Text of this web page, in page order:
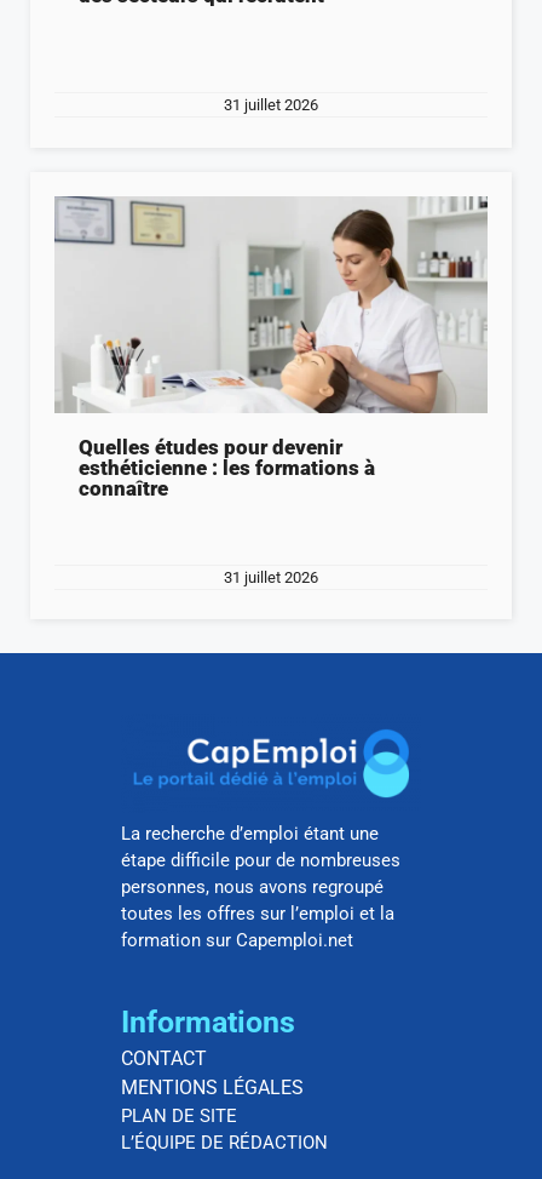
31 juillet 2026
Quelles études pour devenir
esthéticienne : les formations à
connaître
31 juillet 2026
La recherche d’emploi étant une
étape difficile pour de nombreuses
personnes, nous avons regroupé
toutes les offres sur l’emploi et la
formation sur Capemploi.net
Informations
CONTACT
MENTIONS LÉGALES
PLAN DE SITE
L’ÉQUIPE DE RÉDACTION